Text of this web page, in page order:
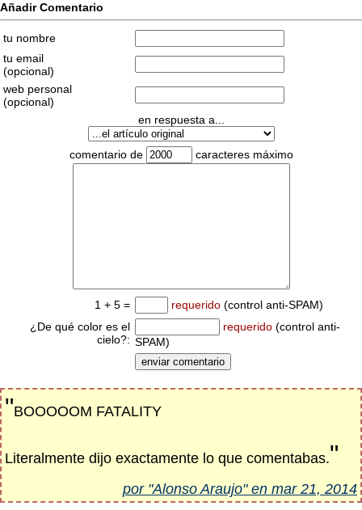
Añadir Comentario
tu nombre
tu email
(opcional)
web personal
(opcional)
en respuesta a...
comentario de caracteres máximo
1 + 5 = requerido (control anti-SPAM)
¿De qué color es el
cielo?:
requerido (control anti-
SPAM)
"BOOOOOM FATALITY
Literalmente dijo exactamente lo que comentabas."
por "Alonso Araujo" en mar 21, 2014